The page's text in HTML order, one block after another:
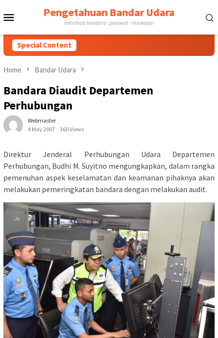
to
MobilePengetahuan Bandar Udara
Informasi bandara - pesawat - maskapai
Special Content
Home Bandar Udara
Bandara Diaudit Departemen
Perhubungan
Webmaster
4 May 2007
360 Views
Direktur Jenderal Perhubungan Udara Departemen
Perhubungan, Budhi M. Suyitno mengungkapkan, dalam rangka
pemenuhan aspek keselamatan dan keamanan pihaknya akan
melakukan pemeringkatan bandara dengan melakukan audit.